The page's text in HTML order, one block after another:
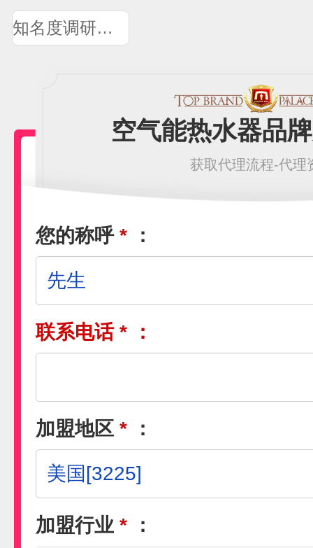
知名度调研问卷
空气能热水器品
获取代理流程-代理
您的称呼 * ：
联系电话 * ：
加盟地区 * ：
加盟行业 * ：